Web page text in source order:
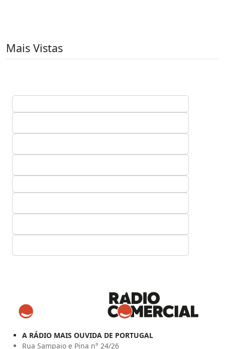
Mais Vistas
A RÁDIO MAIS OUVIDA DE PORTUGAL
Rua Sampaio e Pina n° 24/26